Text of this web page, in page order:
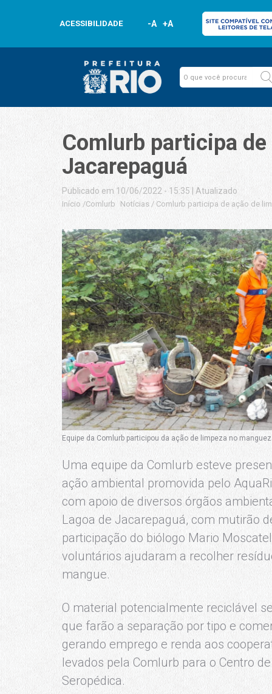
ACESSIBILIDADE -A +A
Comlurb participa
Jacarepaguá
Publicado em 10/06/2022 - 15:35 Atualizado
Início /Comlurb Notícias / Comlurb participa de ação de
Equipe da Comlurb participou da ação de limpeza no
Uma equipe da Comlurb esteve
ação ambiental promovida pelo
com apoio de diversos órgãos
Lagoa de Jacarepaguá, com mutirão
participação do biólogo Mario
voluntários ajudaram a recolher
mangue.
O material potencialmente reciclável
que farão a separação por tipo e
gerando emprego e renda aos
levados pela Comlurb para o Centro
Seropédica.